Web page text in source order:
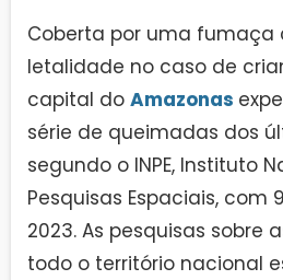
Coberta por uma fumaça
letalidade no caso de
capital do Amazonas
série de queimadas dos
segundo o INPE, Instituto
Pesquisas Espaciais, com
2023. As pesquisas sobre
todo o território nacional